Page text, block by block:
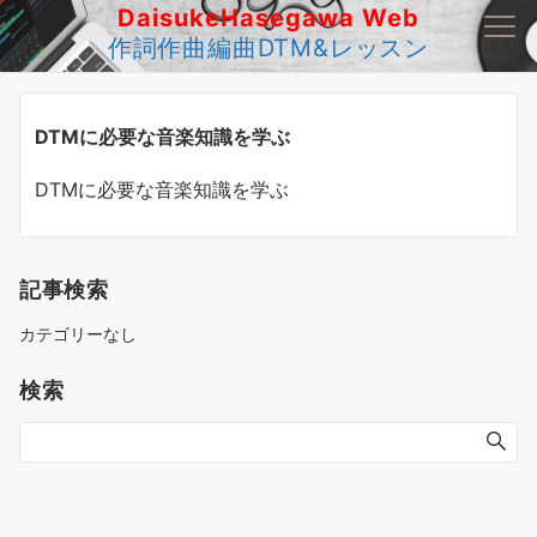
DaisukeHasegawa Web
作詞作曲編曲DTM&レッスン
DTMに必要な音楽知識を学ぶ
DTMに必要な音楽知識を学ぶ
記事検索
カテゴリーなし
検索